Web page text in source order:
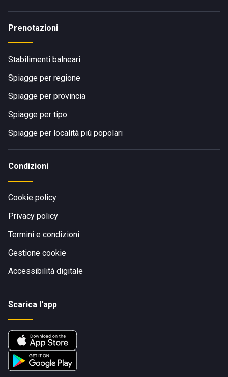
Prenotazioni
Stabilimenti balneari
Spiagge per regione
Spiagge per provincia
Spiagge per tipo
Spiagge per località più popolari
Condizioni
Cookie policy
Privacy policy
Termini e condizioni
Gestione cookie
Accessibilità digitale
Scarica l'app